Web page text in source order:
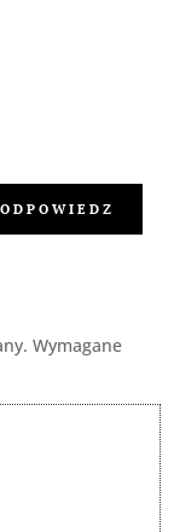
ODPOWIEDZ
Wymagane